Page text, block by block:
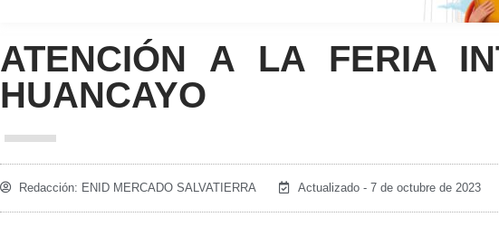
ATENCIÓN A LA FERIA
HUANCAYO
Redacción: ENID MERCADO SALVATIERRA Actualizado - 7 de octubre de 2023